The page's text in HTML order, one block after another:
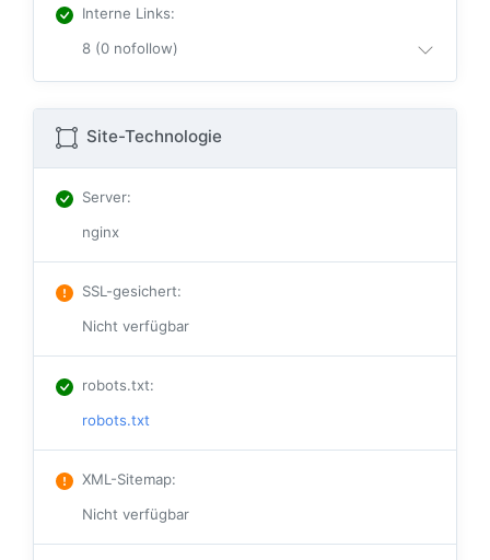
Interne Links:
8 (0 nofollow)
Site-Technologie
Server:
nginx
SSL-gesichert:
Nicht verfügbar
robots.txt:
robots.txt
XML-Sitemap:
Nicht verfügbar